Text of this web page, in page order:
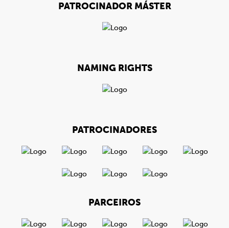
PATROCINADOR MÁSTER
NAMING RIGHTS
PATROCINADORES
PARCEIROS